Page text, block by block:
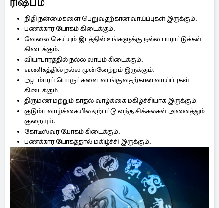
நிதி நன்மைகளை பெறுவதற்கான வாய்ப்புகள் இருக்கும்.
பணக்கார யோகம் கிடைக்கும்.
வேலை செய்யும் இடத்தில் உங்களுக்கு நல்ல பாராட்டுக்கள்
கிடைக்கும்.
வியாபாரத்தில் நல்ல லாபம் கிடைக்கும்.
வணிகத்தில் நல்ல முன்னேற்றம் இருக்கும்.
ஆடம்பரப் பொருட்களை வாங்குவதற்கான வாய்ப்புகள்
கிடைக்கும்.
திருமண மற்றும் காதல் வாழ்க்கை மகிழ்ச்சியாக இருக்கும்.
குடும்ப வாழ்க்கையில் ஏற்பட்டு வந்த சிக்கல்கள் அனைத்தும்
குறையும்.
கோடீஸ்வர யோகம் கிடைக்கும்.
பணக்கார யோகத்தால் மகிழ்ச்சி இருக்கும்.